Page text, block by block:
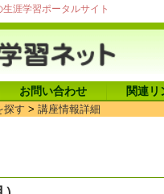
涯学習ポータルサイト
お問い合わせ 関連リ
探す > 講座情報詳細